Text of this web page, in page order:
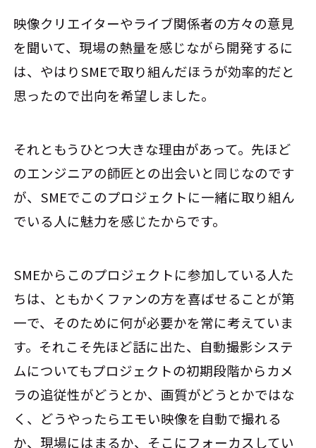
映像クリエイターやライブ関係者の方々の意見
を聞いて、現場の熱量を感じながら開発するに
は、やはりSMEで取り組んだほうが効率的だと
思ったので出向を希望しました。
それともうひとつ大きな理由があって。先ほど
のエンジニアの師匠との出会いと同じなのです
が、SMEでこのプロジェクトに一緒に取り組ん
でいる人に魅力を感じたからです。
SMEからこのプロジェクトに参加している人た
ちは、ともかくファンの方を喜ばせることが第
一で、そのために何が必要かを常に考えていま
す。それこそ先ほど話に出た、自動撮影システ
ムについてもプロジェクトの初期段階からカメ
ラの追従性がどうとか、画質がどうとかではな
く、どうやったらエモい映像を自動で撮れる
か、現場にはまるか、そこにフォーカスしてい